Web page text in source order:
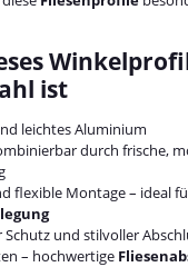
ist
leichtes Aluminium
durch frische,
flexible Montage – ideal
Schutz und stilvoller
– hochwertige